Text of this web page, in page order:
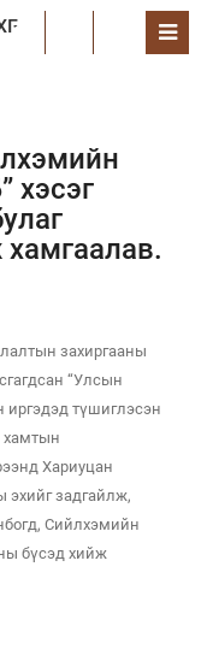
хэсэг
захиргааны
“Улсын
иргэдэд түшиглэсэн
хамтын
Хариуцан
эхийг задгайлж,
Сийлхэмийн
бүсэд хийж